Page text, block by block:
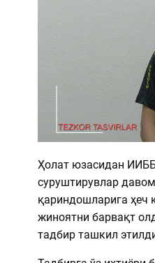
Ҳолат юзасидан
суруштирувлар
қариндошларига ҳеч
жиноятни барвақт
тадбир ташкил